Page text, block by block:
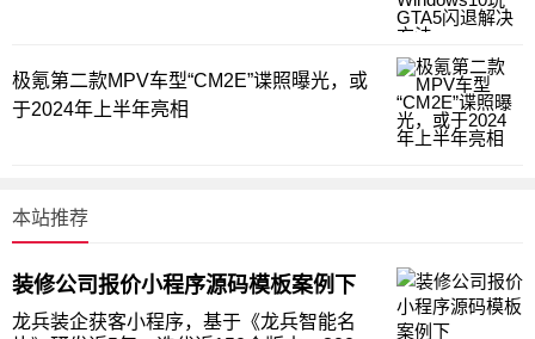
极氪第二款MPV车型“CM2E”谍照曝光，或
于2024年上半年亮相
本站推荐
装修公司报价小程序源码模板案例下
龙兵装企获客小程序，基于《龙兵智能名